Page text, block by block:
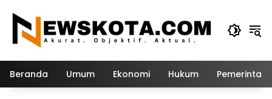
konten
Beranda Umum Ekonomi Hukum